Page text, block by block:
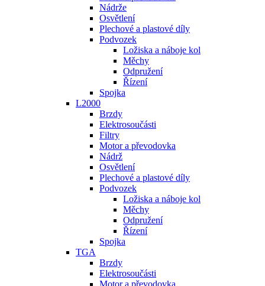
Nádrže
Osvětlení
Plechové a plastové díly
Podvozek
Ložiska a náboje kol
Měchy
Odpružení
Řízení
Spojka
L2000
Brzdy
Elektrosoučásti
Filtry
Motor a převodovka
Nádrž
Osvětlení
Plechové a plastové díly
Podvozek
Ložiska a náboje kol
Měchy
Odpružení
Řízení
Spojka
TGA
Brzdy
Elektrosoučásti
Motor a převodovka